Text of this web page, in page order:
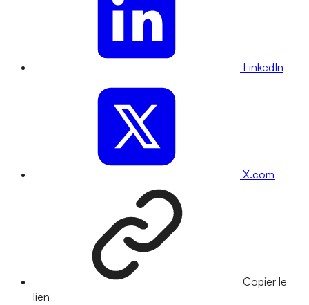
LinkedIn
X.com
Copier le
lien